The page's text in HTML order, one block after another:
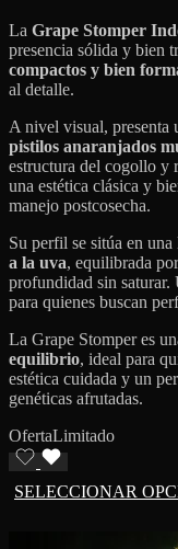
La Grape Stomper
presencia sólida y bien
compactos y bien
al detalle.
A nivel visual, presenta
pistilos anaranjados
estructura del cogollo y
una estética clásica y
manejo postcosecha.
Su perfil se sitúa en una
a la uva, equilibrada
profundidad sin saturar.
para quienes buscan
La Grape Stomper es
equilibrio, ideal para
estética cuidada y un
genéticas afrutadas.
OfertaLimitado
SELECCIONAR